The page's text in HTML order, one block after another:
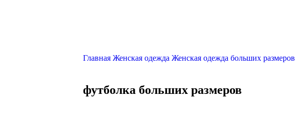
Главная Женская одежда Женская одежда больших размеров
футболка больших размеров